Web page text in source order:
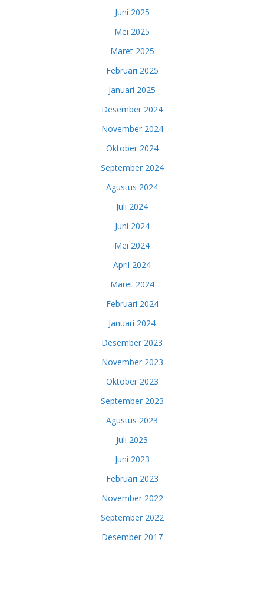
Juni 2025
Mei 2025
Maret 2025
Februari 2025
Januari 2025
Desember 2024
November 2024
Oktober 2024
September 2024
Agustus 2024
Juli 2024
Juni 2024
Mei 2024
April 2024
Maret 2024
Februari 2024
Januari 2024
Desember 2023
November 2023
Oktober 2023
September 2023
Agustus 2023
Juli 2023
Juni 2023
Februari 2023
November 2022
September 2022
Desember 2017